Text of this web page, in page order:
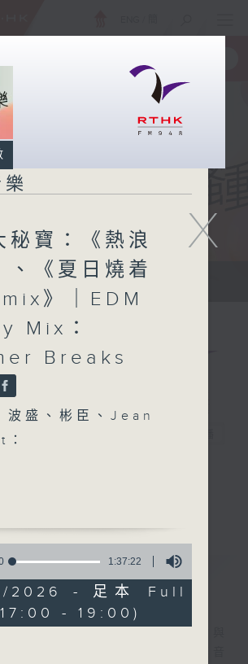
電台、電視節目
騷動你，讓你騷動音樂
音樂
彬臣、Jean
語樂壇，發掘欣賞歌曲的視點與
領域，分享更多創作故事，讓音
X
秘寶：《熱浪
、《夏日燒着
》｜EDM
Mix：
Breaks
波盛、彬臣、Jean
生活無小事
傲棐 - 實物落差協
A Cappella -
少甜
人生是飲飽吃醉
1:37:22
2026 - 足本 Full
- 19:00)